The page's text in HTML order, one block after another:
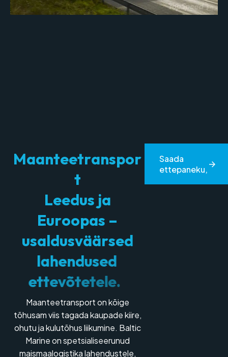
Maanteetranspor
t
Leedus ja
Euroopas –
usaldusväärsed
lahendused
ettevõtetele
Maanteetransport on kõige
tõhusam viis tagada kaupade kiire,
ohutu ja kulutõhus liikumine. Baltic
Marine on spetsialiseerunud
maismaalogistika lahendustele,
Saada
ettepaneku,